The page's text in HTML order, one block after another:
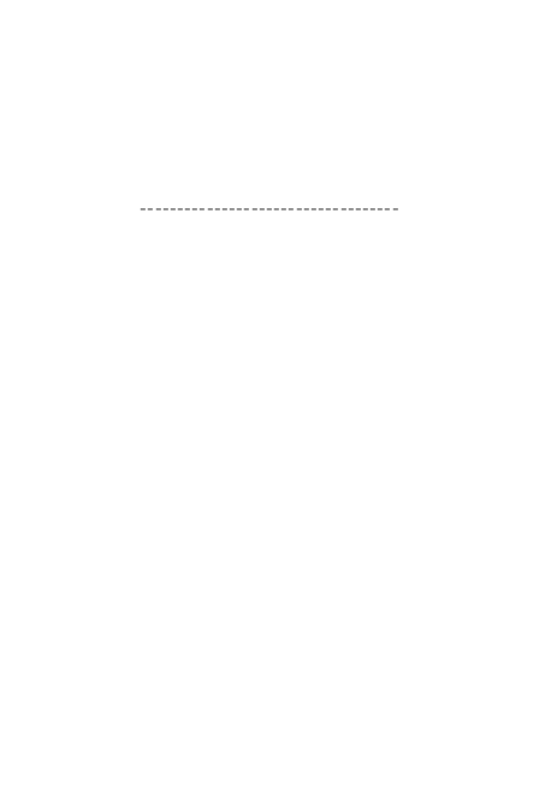
-----------------------------------